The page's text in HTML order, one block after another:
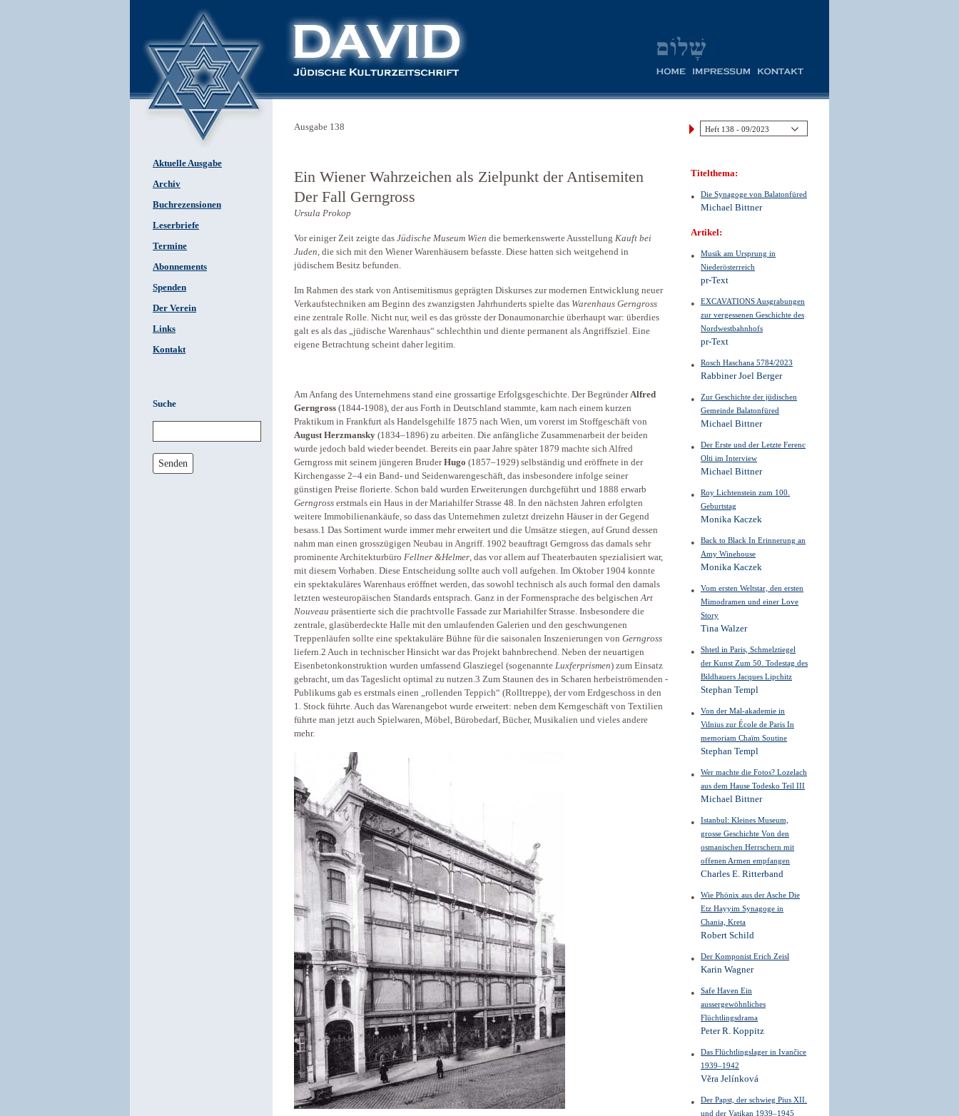
Aktuelle Ausgabe
Archiv
Buchrezensionen
Leserbriefe
Termine
Abonnements
Spenden
Der Verein
Links
Kontakt
Suche
Senden
Ausgabe 138
Ein Wiener Wahrzeichen als Zielpunkt der Antisemiten
Der Fall Gerngross
Ursula Prokop
Vor einiger Zeit zeigte das Jüdische Museum Wien die bemerkenswerte Ausstellung Kauft bei
Juden, die sich mit den Wiener Warenhäusern befasste. Diese hatten sich weitgehend in
jüdischem Besitz befunden.
Im Rahmen des stark von Antisemitismus geprägten Diskurses zur modernen Entwicklung neuer
Verkaufstechniken am Beginn des zwanzigsten Jahrhunderts spielte das Warenhaus Gerngross
eine zentrale Rolle. Nicht nur, weil es das grösste der Donaumonarchie überhaupt war: überdies
galt es als das „jüdische Warenhaus“ schlechthin und diente permanent als Angriffsziel. Eine
eigene Betrachtung scheint daher legitim.
Am Anfang des Unternehmens stand eine grossartige Erfolgsgeschichte. Der BegründerAlfred
Gerngross (1844-1908), der aus Forth in Deutschland stammte, kam nach einem kurzen
Praktikum in Frankfurt als Handelsgehilfe 1875 nach Wien, um vorerst im Stoffgeschäft von
August Herz­mansky (1834–1896) zu arbeiten. Die anfängliche Zusammenarbeit der beiden
wurde jedoch bald wieder beendet. Bereits ein paar Jahre später 1879 machte sich Alfred
Gerngross mit seinem jüngeren BruderHugo (1857–1929) selbständig und eröffnete in der
Kirchengasse 2–4 ein Band- und Seidenwarengeschäft, das insbesondere infolge seiner
günstigen Preise florierte. Schon bald wurden Erweiterungen durchgeführt und 1888 erwarb
Gerngross erstmals ein Haus in der Mariahilfer Strasse 48. In den nächsten Jahren erfolgten
weitere Immobilienankäufe, so dass das Unternehmen zuletzt dreizehn Häuser in der Gegend
besass.1 Das Sortiment wurde immer mehr erweitert und die Umsätze stiegen, auf Grund dessen
nahm man einen grosszügigen Neubau in Angriff. 1902 beauftragt Gerngross das damals sehr
prominente Architekturbüro Fellner &Helmer, das vor allem auf Theaterbauten spezialisiert war,
mit diesem Vorhaben. Diese Entscheidung sollte auch voll aufgehen. Im Oktober 1904 konnte
ein spektakuläres Warenhaus eröffnet werden, das sowohl technisch als auch formal den damals
letzten westeuropäischen Standards entsprach. Ganz in der Formensprache des belgischenArt
Nouveau präsentierte sich die prachtvolle Fassade zur Mariahilfer Strasse. Insbesondere die
zentrale, glasüberdeckte Halle mit den umlaufenden Galerien und den geschwungenen
Treppenläufen sollte eine spektakuläre Bühne für die saisonalen Inszenierungen von Gerngross
liefern.2 Auch in technischer Hinsicht war das Projekt bahnbrechend. Neben der neuartigen
Eisenbetonkonstruktion wurden umfassend Glasziegel (sogenannte Luxferprismen) zum Einsatz
gebracht, um das Tageslicht optimal zu nutzen.3 Zum Staunen des in Scharen herbeiströmenden ­
Publikums gab es erstmals einen „rollenden Teppich“ (Roll­treppe), der vom Erdgeschoss in den
1. Stock führte. Auch das Warenangebot wurde erweitert: neben dem Kerngeschäft von Textilien
führte man jetzt auch Spielwaren, Möbel, Bürobedarf, Bücher, Musikalien und vieles andere
mehr.
Titelthema:
Die Synagoge von Balatonfüred
Michael Bittner
Artikel:
Musik am Ursprung in
Niederösterreich
pr-Text
EXCAVATIONS Ausgrabungen
zur vergessenen Geschichte des
Nordwestbahnhofs
pr-Text
Rosch Haschana 5784/2023
Rabbiner Joel Berger
Zur Geschichte der jüdischen
Gemeinde Balatonfüred
Michael Bittner
Der Erste und der Letzte Ferenc
Olti im Interview
Michael Bittner
Roy Lichtenstein zum 100.
Geburtstag
Monika Kaczek
Back to Black In Erinnerung an
Amy Winehouse
Monika Kaczek
Vom ersten Weltstar, den ersten
Mimodramen und einer Love
Story
Tina Walzer
Shtetl in Paris, Schmelztiegel
der Kunst Zum 50. Todestag des
Bildhauers Jacques Lipchitz
Stephan Templ
Von der Mal-akademie in
Vilnius zur École de Paris In
memoriam Chaïm Soutine
Stephan Templ
Wer machte die Fotos? Lozelach
aus dem Hause Todesko Teil III
Michael Bittner
Istanbul: Kleines Museum,
grosse Geschichte Von den
osmanischen Herrschern mit
offenen Armen empfangen
Charles E. Ritterband
Wie Phönix aus der Asche Die
Etz Hayyim Synagoge in
Chania, Kreta
Robert Schild
Der Komponist Erich Zeisl
Karin Wagner
Safe Haven Ein
aussergewöhnliches
Flüchtlingsdrama
Peter R. Koppitz
Das Flüchtlingslager in Ivančice
1939–1942
Věra Jelínková
Der Papst, der schwieg Pius XII.
und der Vatikan 1939–1945